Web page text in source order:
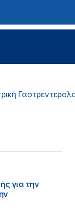
για την